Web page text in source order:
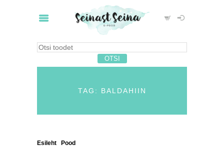
TAG: BALDAHIIN
Esileht Pood